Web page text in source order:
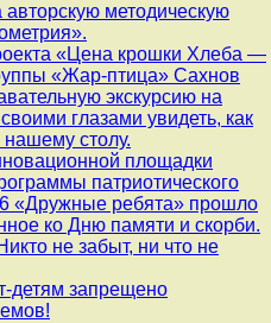
методическую
«Цена крошки Хлеба —
«Жар-птица» Сахнов
экскурсию на
глазами увидеть, как
нашему столу.
площадки
патриотического
«Дружные ребята» прошло
ко Дню памяти и скорби.
не забыт, ни что не
детям запрещено